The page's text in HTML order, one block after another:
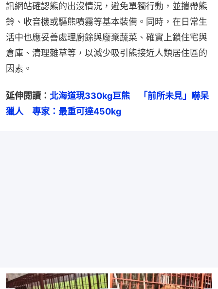
訊網站確認熊的出沒情況，避免單獨行動，並攜帶熊
鈴、收音機或驅熊噴霧等基本裝備。同時，在日常生
活中也應妥善處理廚餘與廢棄蔬菜、確實上鎖住宅與
倉庫、清理雜草等，以減少吸引熊接近人類居住區的
因素。
延伸閱讀： 北海道現330kg巨熊　「前所未見」嚇呆
獵人　專家：最重可達450kg